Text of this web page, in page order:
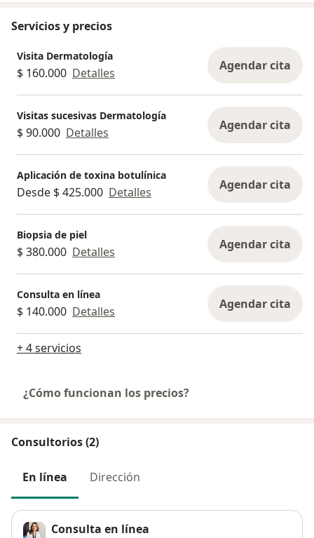
Servicios y precios
Visita Dermatología
$ 160.000 Detalles Agendar cita
Visitas sucesivas Dermatología
$ 90.000 Detalles Agendar cita
Aplicación de toxina botulínica
Desde $ 425.000 Detalles Agendar cita
Biopsia de piel
$ 380.000 Detalles Agendar cita
Consulta en línea
$ 140.000 Detalles Agendar cita
+ 4 servicios
¿Cómo funcionan los precios?
Consultorios (2)
En línea Dirección
Consulta en línea